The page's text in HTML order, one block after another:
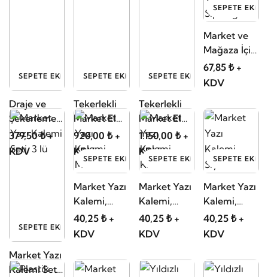
SEPETE EKLE
Draje ve
Şekerleme
Teşhir
Standı
379,50 ₺ +
KDV
SEPETE EKLE
Tekerlekli
Market El
Sepeti 48
Litre
920,00 ₺ +
KDV
SEPETE EKLE
Tekerlekli
Market El
Sepeti 80
Litre
1.150,00 ₺ +
KDV
SEPETE EKLE
Market ve
Mağaza İçi
Personel
Yüz
Şeffaf
Siperlik, Yüz
Siperliği
67,85 ₺ +
KDV
SEPETE EKLE
Market Yazı
Kalemi Seti,
SEPETE EKLE
Market Yazı
Kalemi,
Mavi
40,25 ₺ +
KDV
SEPETE EKLE
Market Yazı
Kalemi,
Kırmızı
40,25 ₺ +
KDV
SEPETE EKLE
Market Yazı
Kalemi,
Siyah
40,25 ₺ +
KDV